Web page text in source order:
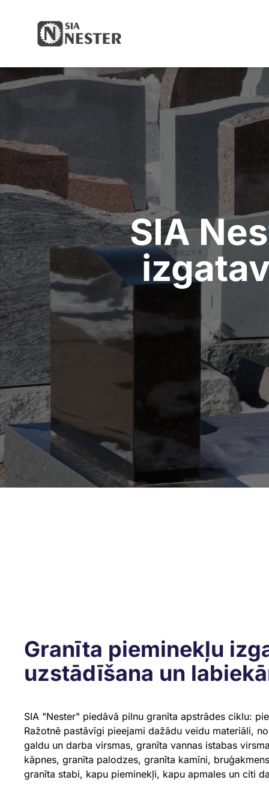
SIA
Granīta pieminekļu
uzstādīšana un
SIA "Nester" piedāvā pilnu granīta apstrādes ciklu:
Ražotnē pastāvīgi pieejami dažādu veidu materiāli,
galdu un darba virsmas, granīta vannas istabas
kāpnes, granīta palodzes, granīta kamīni,
granīta stabi, kapu pieminekļi, kapu apmales un citi